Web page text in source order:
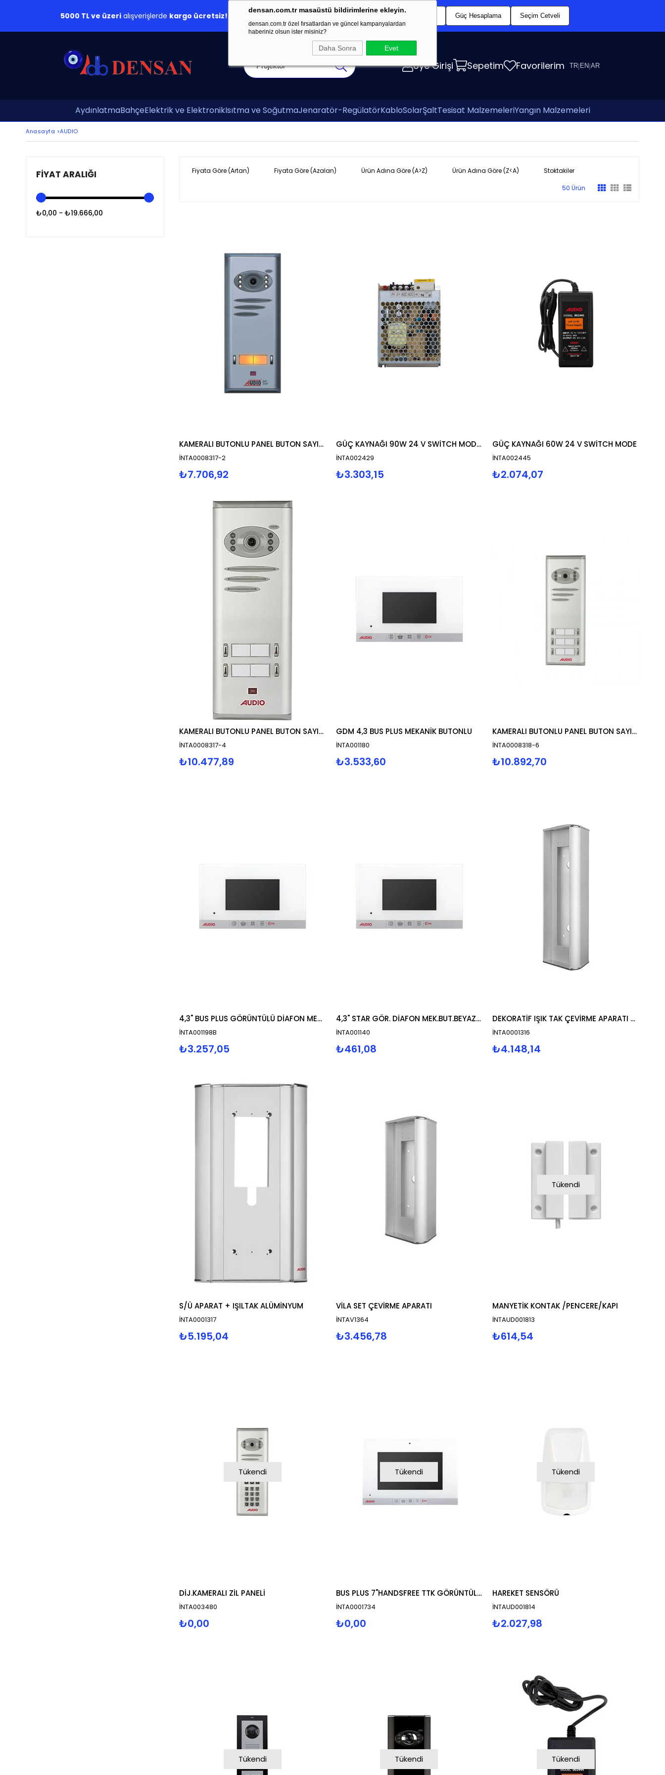
densan.com.tr masaüstü bildirimlerine ekleyin.
densan.com.tr özel fırsatlardan ve güncel kampanyalardan
haberiniz olsun ister misiniz?
Daha Sonra Evet
5000 TL ve üzeri alışverişlerde kargo ücretsiz! Güç Hesaplama Seçim Cetveli
Üye Girişi Sepetim Favorilerim TR|EN|AR
AydınlatmaBahçeElektrik ve ElektronikIsıtma ve SoğutmaJenaratör-RegülatörKabloSolarŞaltTesisat MalzemeleriYangın Malzemeleri
Anasayfa >AUDIO
FIYAT ARALIĞI
₺0,00 - ₺19.666,00
Fiyata Göre (Artan) Fiyata Göre (Azalan) Ürün Adına Göre (A>Z) Ürün Adına Göre (Z<A) Stoktakiler
50 Ürün
KAMERALI BUTONLU PANEL BUTON SAYISI 2
İNTA0008317-2
₺7.706,92
GÜÇ KAYNAĞI 90W 24 V SWİTCH MODE METAL KASA
İNTA002429
₺3.303,15
GÜÇ KAYNAĞI 60W 24 V SWİTCH MODE
İNTA002445
₺2.074,07
KAMERALI BUTONLU PANEL BUTON SAYISI 4
İNTA0008317-4
₺10.477,89
GDM 4,3 BUS PLUS MEKANİK BUTONLU
İNTA001180
₺3.533,60
KAMERALI BUTONLU PANEL BUTON SAYISI 6
İNTA0008318-6
₺10.892,70
4,3" BUS PLUS GÖRÜNTÜLÜ DİAFON MEKANİK BUTONLU
İNTA001198B
₺3.257,05
4,3" STAR GÖR. DİAFON MEK.BUT.BEYAZ BUS PLUS GD23
İNTA001140
₺461,08
DEKORATİF IŞIK TAK ÇEVİRME APARATI GRİ
İNTA0001316
₺4.148,14
S/Ü APARAT + IŞILTAK ALÜMİNYUM
İNTA0001317
₺5.195,04
VİLA SET ÇEVİRME APARATI
İNTAV1364
₺3.456,78
Tükendi
MANYETİK KONTAK /PENCERE/KAPI
İNTAUD001813
₺614,54
Tükendi
DİJ.KAMERALI ZİL PANELİ
İNTA003480
₺0,00
Tükendi
BUS PLUS 7"HANDSFREE TTK GÖRÜNTÜLÜ DİYAFON
İNTA0001734
₺0,00
Tükendi
HAREKET SENSÖRÜ
İNTAUD001814
₺2.027,98
Tükendi Tükendi Tükendi